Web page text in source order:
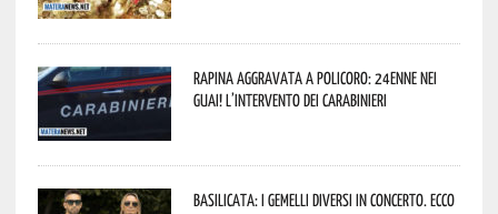
Rapina aggravata a Policoro: 24enne nei
guai! L’intervento dei Carabinieri
Basilicata: i Gemelli DiVersi in concerto. Ecco